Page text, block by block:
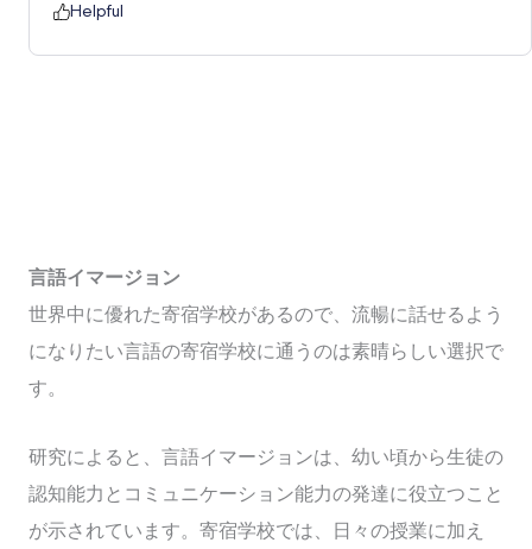
Helpful
言語イマージョン
世界中に優れた寄宿学校があるので、流暢に話せるよう
になりたい言語の寄宿学校に通うのは素晴らしい選択で
す。
研究によると、言語イマージョンは、幼い頃から生徒の
認知能力とコミュニケーション能力の発達に役立つこと
が示されています。寄宿学校では、日々の授業に加え